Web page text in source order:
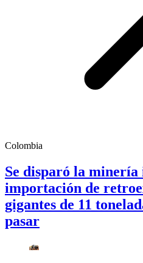
Colombia
Se disparó la minería
importación de
gigantes de 11
pasar